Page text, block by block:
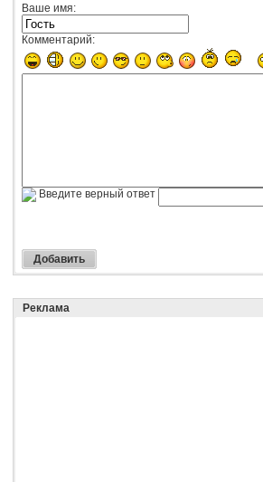
Ваше имя:
Комментарий:
Введите верный ответ
Реклама